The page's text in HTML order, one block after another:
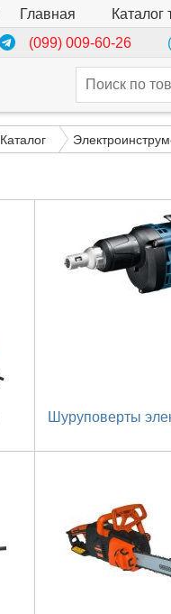
Главная Каталог
(099) 009-60-26
Каталог
Шуруповерты